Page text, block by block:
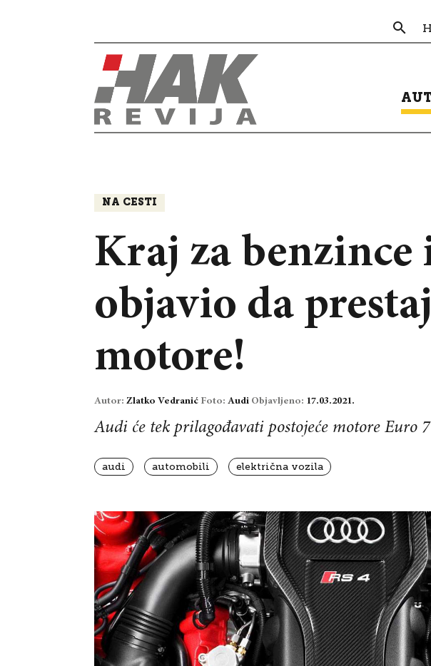
NA CESTI
Kraj za benzince
objavio da
motore!
Autor: Zlatko Vedranić Foto: Audi Objavljeno: 17.03.2021.
Audi će tek prilagođavati postojeće motore Euro
audi automobili električna vozila